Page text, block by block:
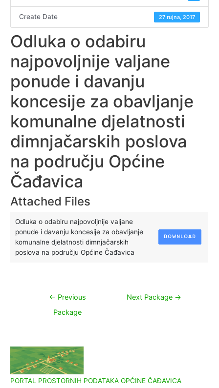
Create Date 27 rujna, 2017
Odluka o odabiru
najpovoljnije valjane
ponude i davanju
koncesije za obavljanje
komunalne djelatnosti
dimnjačarskih poslova
na području Općine
Čađavica
Attached Files
Odluka o odabiru najpovoljnije valjane
ponude i davanju koncesije za obavljanje
komunalne djelatnosti dimnjačarskih
poslova na području Općine Čađavica
DOWNLOAD
Navigacija
← Previous
Package
Next Package →
PORTAL PROSTORNIH PODATAKA OPĆINE ČAĐAVICA